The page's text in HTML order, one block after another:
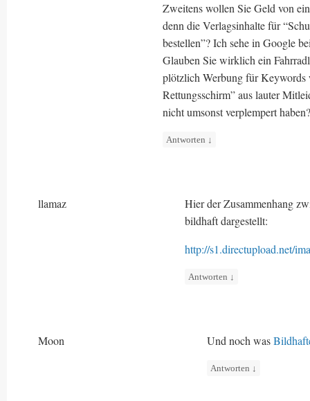
Zweitens wollen Sie Geld von
denn die Verlagsinhalte für
bestellen”? Ich sehe in Google
Glauben Sie wirklich ein
plötzlich Werbung für
Rettungsschirm” aus lauter
nicht umsonst verplempert haben?
Antworten ↓
llamaz
Hier der Zusammenhang
bildhaft dargestellt:
http://s1.directupload.net/
Antworten ↓
Moon Und noch was
Antworten ↓